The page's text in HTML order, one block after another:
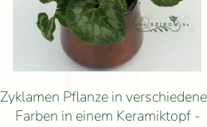
Zyklamen Pflanze in
Farben in einem Keramiktopf -